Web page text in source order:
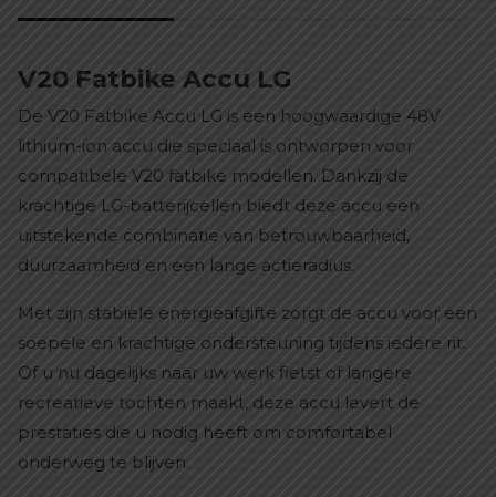
V20 Fatbike Accu LG
De V20 Fatbike Accu LG is een hoogwaardige 48V
lithium-ion accu die speciaal is ontworpen voor
compatibele V20 fatbike modellen. Dankzij de
krachtige LG-batterijcellen biedt deze accu een
uitstekende combinatie van betrouwbaarheid,
duurzaamheid en een lange actieradius.
Met zijn stabiele energieafgifte zorgt de accu voor een
soepele en krachtige ondersteuning tijdens iedere rit.
Of u nu dagelijks naar uw werk fietst of langere
recreatieve tochten maakt, deze accu levert de
prestaties die u nodig heeft om comfortabel
onderweg te blijven.